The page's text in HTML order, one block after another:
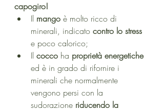
capogiro!
Il mango è molto ricco di
minerali, indicato contro lo stress
e poco calorico;
Il cocco ha proprietà energetiche
ed è in grado di rifornire i
minerali che normalmente
vengono persi con la
sudorazione riducendo la